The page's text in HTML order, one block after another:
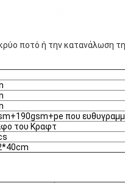
κρύο ποτό ή την κατανάλωση
που
του Κραφτ